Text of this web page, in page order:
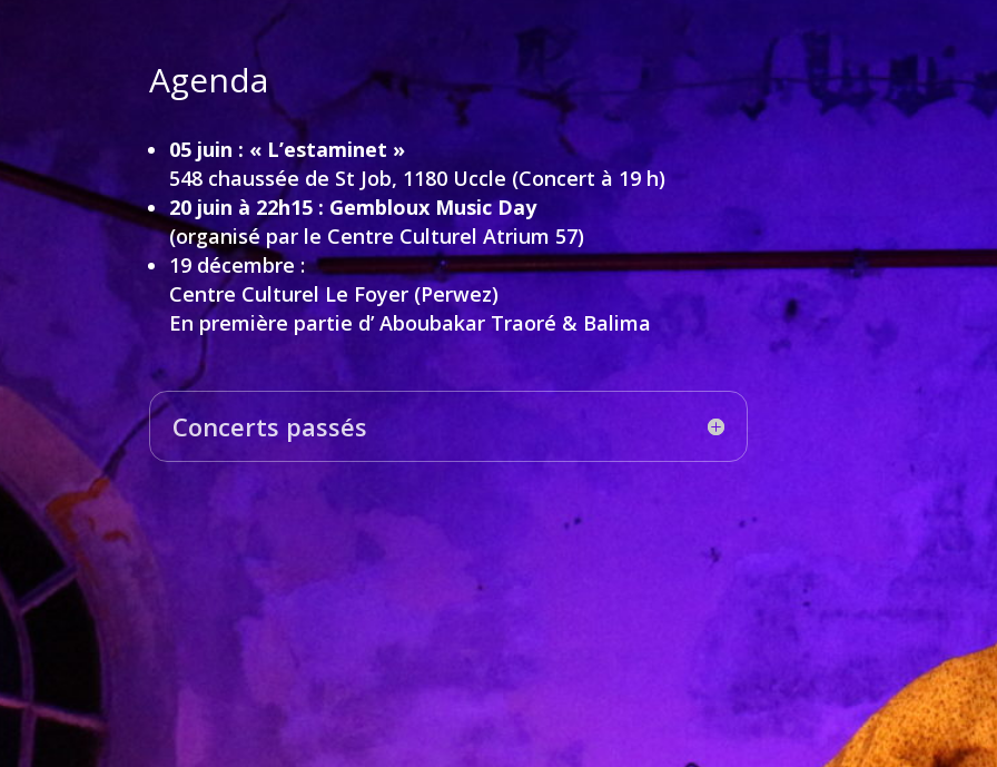
Agenda
05 juin : « L’estaminet »
548 chaussée de St Job, 1180 Uccle (Concert à 19 h)
20 juin à 22h15 : Gembloux Music Day
(organisé par le Centre Culturel Atrium 57)
19 décembre :
Centre Culturel Le Foyer (Perwez)
En première partie d’ Aboubakar Traoré & Balima
Concerts passés